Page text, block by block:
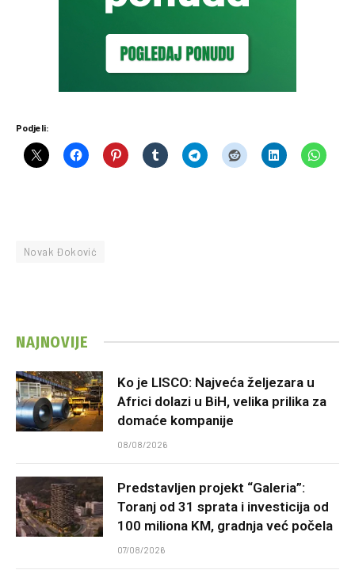
Podjeli:
Novak Đoković
NAJNOVIJE
Ko je LISCO: Najveća željezara u
Africi dolazi u BiH, velika prilika za
domaće kompanije
08/08/2026
Predstavljen projekt “Galeria”:
Toranj od 31 sprata i investicija od
100 miliona KM, gradnja već počela
07/08/2026